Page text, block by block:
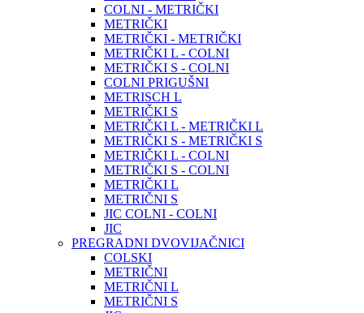
COLNI - METRIČKI
METRIČKI
METRIČKI - METRIČKI
METRIČKI L - COLNI
METRIČKI S - COLNI
COLNI PRIGUŠNI
METRISCH L
METRIČKI S
METRIČKI L - METRIČKI L
METRIČKI S - METRIČKI S
METRIČKI L - COLNI
METRIČKI S - COLNI
METRIČKI L
METRIČNI S
JIC COLNI - COLNI
JIC
PREGRADNI DVOVIJAČNICI
COLSKI
METRIČNI
METRIČNI L
METRIČNI S